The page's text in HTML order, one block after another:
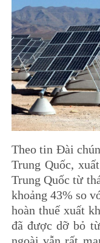
Theo tin Đài
Trung Quốc,
Trung Quốc từ
khoảng 43% so
hoàn thuế xuất
đã được dỡ bỏ